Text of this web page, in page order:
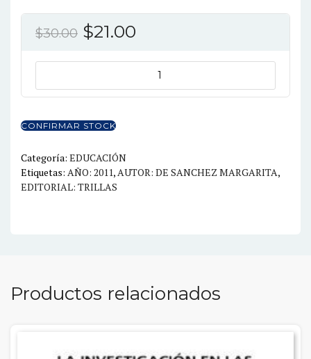
$30.00 El
era:
$21.00
actual
es:
DEL
cantidad
CONFIRMAR STOCK
Categoría: EDUCACIÓN
Etiquetas: AÑO: 2011, AUTOR: DE SANCHEZ MARGARITA,
EDITORIAL: TRILLAS
Productos relacionados